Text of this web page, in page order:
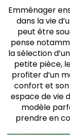
Quelques
la décoration
Quels critères
La sélection
canapé
Tester
Emménager
dans la vie
peut être
pense
la sélection
petite pièce,
profiter d’un
confort et son
espace de vie
modèle
prendre en